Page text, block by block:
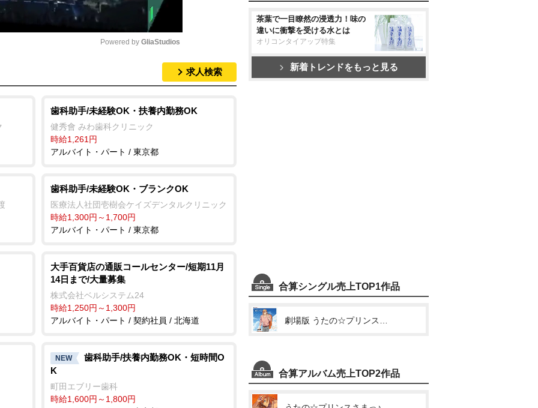
e
Powered by GliaStudios
求人検索
歯科助手/未経験OK・扶養内勤務OK
健秀會 みわ歯科クリニック
時給1,261円
アルバイト・パート / 東京都
歯科助手/未経験OK・ブランクOK
医療法人社団壱樹会ケイズデンタルクリニック
時給1,300円～1,700円
アルバイト・パート / 東京都
大手百貨店の通販コールセンター/短期11月
14日まで/大量募集
株式会社ベルシステム24
時給1,250円～1,300円
アルバイト・パート / 契約社員 / 北海道
NEW
歯科助手/扶養内勤務OK・短時間O
K
町田エブリー歯科
時給1,600円～1,800円
茶葉で一目瞭然の浸透力！味の
違いに衝撃を受ける水とは
オリコンタイアップ特集
新着トレンドをもっと見る
合算シングル売上TOP1作品
合算アルバム売上TOP2作品